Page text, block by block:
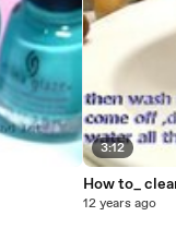
3:12
12 years ago